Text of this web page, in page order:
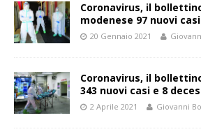
Coronavirus, il
modenese 97 nuovi
20 Gennaio 2021
Coronavirus, il
343 nuovi casi e 8
2 Aprile 2021 Giovanni